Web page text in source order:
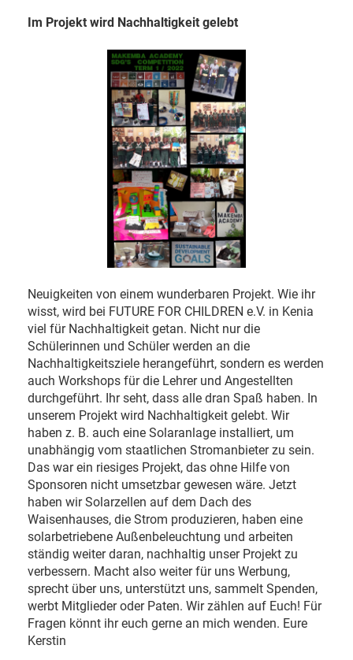
Im Projekt wird Nachhaltigkeit gelebt
Neuigkeiten von einem wunderbaren Projekt. Wie ihr
wisst, wird bei FUTURE FOR CHILDREN e.V. in Kenia
viel für Nachhaltigkeit getan. Nicht nur die
Schülerinnen und Schüler werden an die
Nachhaltigkeitsziele herangeführt, sondern es werden
auch Workshops für die Lehrer und Angestellten
durchgeführt. Ihr seht, dass alle dran Spaß haben. In
unserem Projekt wird Nachhaltigkeit gelebt. Wir
haben z. B. auch eine Solaranlage installiert, um
unabhängig vom staatlichen Stromanbieter zu sein.
Das war ein riesiges Projekt, das ohne Hilfe von
Sponsoren nicht umsetzbar gewesen wäre. Jetzt
haben wir Solarzellen auf dem Dach des
Waisenhauses, die Strom produzieren, haben eine
solarbetriebene Außenbeleuchtung und arbeiten
ständig weiter daran, nachhaltig unser Projekt zu
verbessern. Macht also weiter für uns Werbung,
sprecht über uns, unterstützt uns, sammelt Spenden,
werbt Mitglieder oder Paten. Wir zählen auf Euch! Für
Fragen könnt ihr euch gerne an mich wenden. Eure
Kerstin